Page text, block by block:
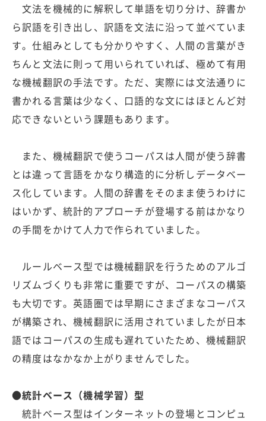
文法を機械的に解釈して単語を切り分け、辞書か
ら訳語を引き出し、訳語を文法に沿って並べていま
す。仕組みとしても分かりやすく、人間の言葉がき
ちんと文法に則って用いられていれば、極めて有用
な機械翻訳の手法です。ただ、実際には文法通りに
書かれる言葉は少なく、口語的な文にはほとんど対
応できないという課題もあります。
また、機械翻訳で使うコーパスは人間が使う辞書
とは違って言語をかなり構造的に分析しデータベー
ス化しています。人間の辞書をそのまま使うわけに
はいかず、統計的アプローチが登場する前はかなり
の手間をかけて人力で作られていました。
ルールベース型では機械翻訳を行うためのアルゴ
リズムづくりも非常に重要ですが、コーパスの構築
も大切です。英語圏では早期にさまざまなコーパス
が構築され、機械翻訳に活用されていましたが日本
語ではコーパスの生成も遅れていたため、機械翻訳
の精度はなかなか上がりませんでした。
●統計ベース（機械学習）型
統計ベース型はインターネットの登場とコンピュ